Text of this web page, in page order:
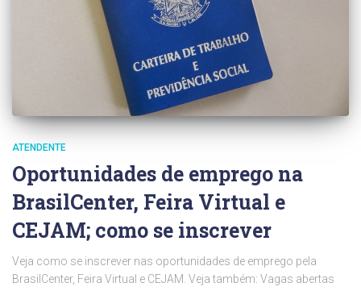
ATENDENTE
Oportunidades de emprego na
BrasilCenter, Feira Virtual e
CEJAM; como se inscrever
Veja como se inscrever nas oportunidades de emprego pela
BrasilCenter, Feira Virtual e CEJAM. Veja também: Vagas abertas